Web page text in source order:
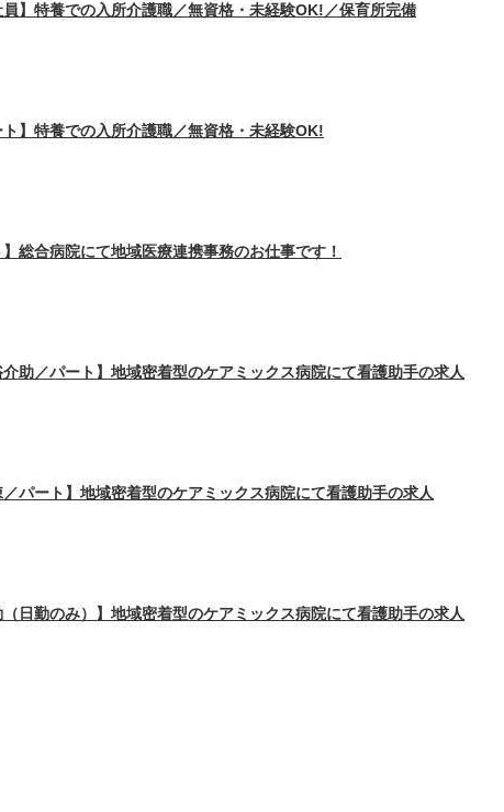
員】特養での入所介護職／無資格・未経験OK!／保育所完備
ト】特養での入所介護職／無資格・未経験OK!
】総合病院にて地域医療連携事務のお仕事です！
介助／パート】地域密着型のケアミックス病院にて看護助手の求人
／パート】地域密着型のケアミックス病院にて看護助手の求人
（日勤のみ）】地域密着型のケアミックス病院にて看護助手の求人